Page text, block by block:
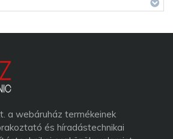
a webáruház termékeinek
és híradástechnikai